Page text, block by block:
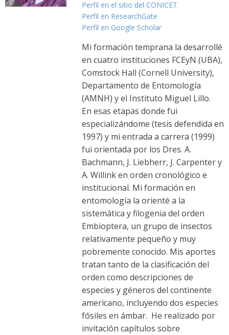
Perfil en el sitio del CONICET
Perfil en ResearchGate
Perfil en Google Scholar
Mi formación temprana la desarrollé
en cuatro instituciones FCEyN (UBA),
Comstock Hall (Cornell University),
Departamento de Entomología
(AMNH) y el Instituto Miguel Lillo.
En esas etapas donde fui
especializándome (tesis defendida en
1997) y mi entrada a carrera (1999)
fui orientada por los Dres. A.
Bachmann, J. Liebherr, J. Carpenter y
A. Willink en orden cronológico e
institucional. Mi formación en
entomología la orienté a la
sistemática y filogenia del orden
Embioptera, un grupo de insectos
relativamente pequeño y muy
pobremente conocido. Mis aportes
tratan tanto de la clasificación del
orden como descripciones de
especies y géneros del continente
americano, incluyendo dos especies
fósiles en ámbar. He realizado por
invitación capítulos sobre